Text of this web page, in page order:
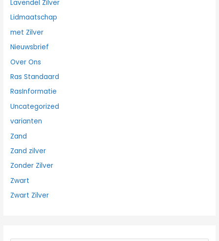
Lavendel Zilver
Lidmaatschap
met Zilver
Nieuwsbrief
Over Ons
Ras Standaard
RasInformatie
Uncategorized
varianten
Zand
Zand zilver
Zonder Zilver
Zwart
Zwart Zilver